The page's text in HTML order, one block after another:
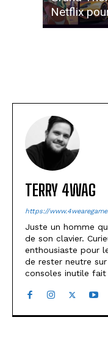
Netflix
TERRY 4WAG
https://
Juste un homme
de son clavier.
enthousiaste pour
de rester neutre
consoles inutile fait